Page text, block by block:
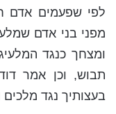
לפי שפעמים אדם
מפני בני אדם
ומצחך כנגד
תבוש, וכן אמר
בעצותיך נגד מלכים